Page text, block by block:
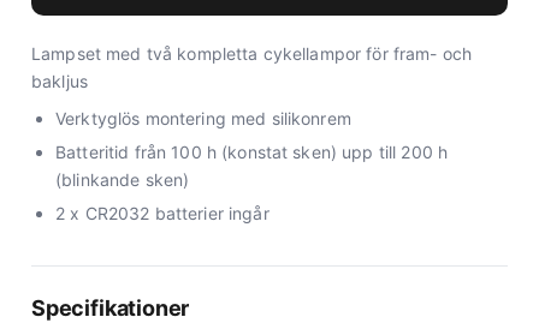
Lampset med två kompletta cykellampor för fram- och
bakljus
Verktyglös montering med silikonrem
Batteritid från 100 h (konstat sken) upp till 200 h
(blinkande sken)
2 x CR2032 batterier ingår
Specifikationer